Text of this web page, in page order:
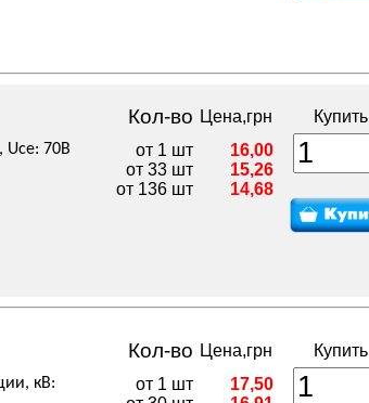
Uce: 70В
Кол-во Цена,грн
Купить
от 1 шт
от 33 шт
от 136 шт
16,00
15,26
14,68
кВ:
Кол-во Цена,грн
Купить
от 1 шт
17,50